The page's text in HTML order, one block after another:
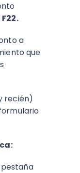
a
que
recién)
pestaña